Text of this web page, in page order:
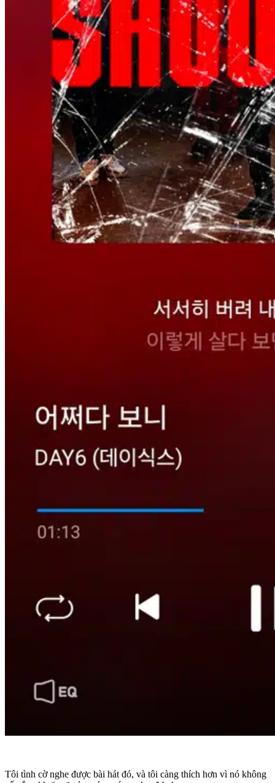
Tôi tình cờ nghe được bài hát đó, và tôi càng thích hơn vì nó không